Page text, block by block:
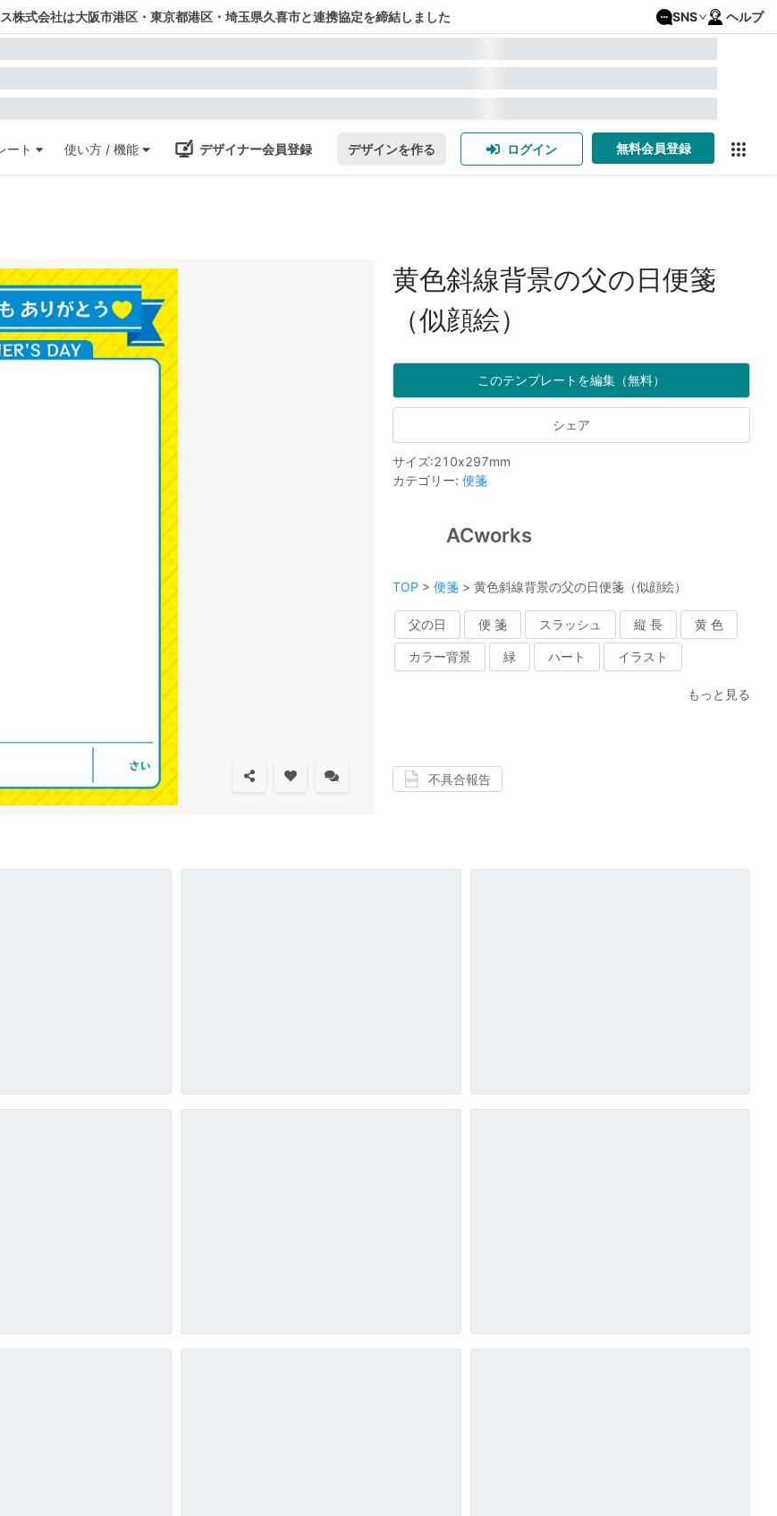
株式会社は大阪市港区・東京都港区・埼玉県久喜市と連携協定を締結しました SNS ヘルプ
ート 使い方 / 機能 デザイナー会員登録 デザインを作る ログイン 無料会員登録
黄色斜線背景の父の日便箋
（似顔絵）
このテンプレートを編集（無料）
シェア
サイズ:210x297mm
カテゴリー: 便箋
ACworks
TOP > 便箋 > 黄色斜線背景の父の日便箋（似顔絵）
父の日 便 箋 スラッシュ 縦 長 黄 色
カラー背景 緑 ハート イラスト
もっと見る
不具合報告